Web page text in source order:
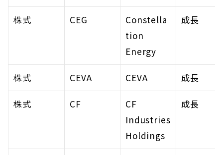
株式 CEG
Constella
tion
Energy
成長
株式 CEVA CEVA 成長
株式 CF
CF
Industries
Holdings
成長